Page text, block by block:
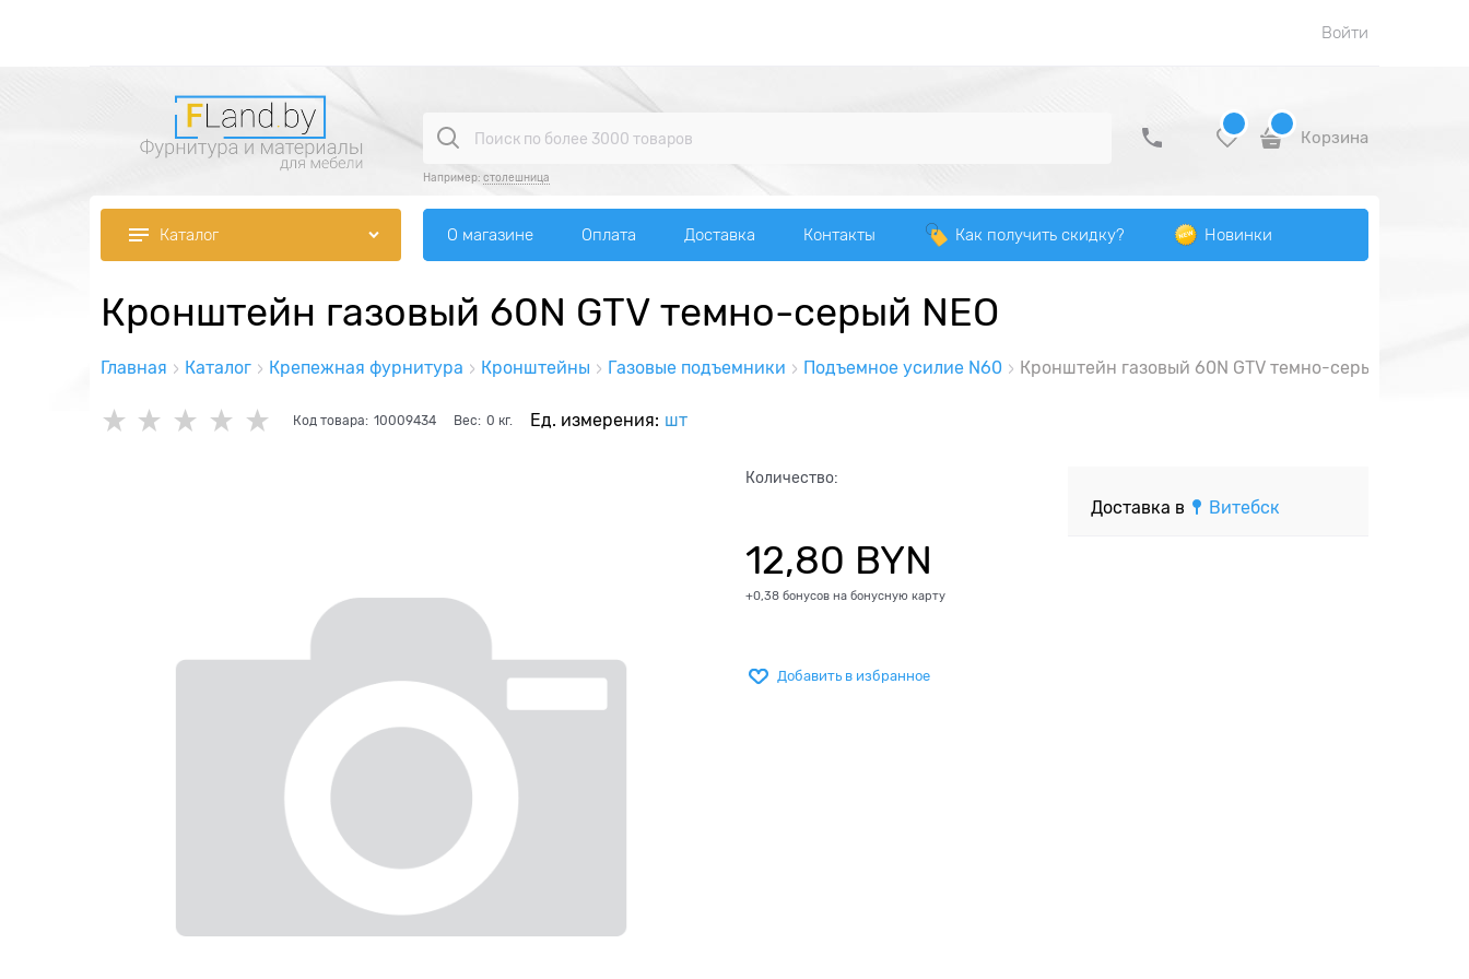
Войти
Например: столешница
Корзина
Каталог О магазине Оплата Доставка Контакты Как получить скидку? Новинки
Кронштейн газовый 60N GTV темно-серый NEO
Главная Каталог Крепежная фурнитура Кронштейны Газовые подъемники Подъемное усилие N60 Кронштейн газовый 60N GTV темно-серый NEO
Код товара: 10009434 Вес: 0 кг. Ед. измерения: шт
Количество:
12,80 BYN
+0,38 бонусов на бонусную карту
Добавить в избранное
Доставка в Витебск